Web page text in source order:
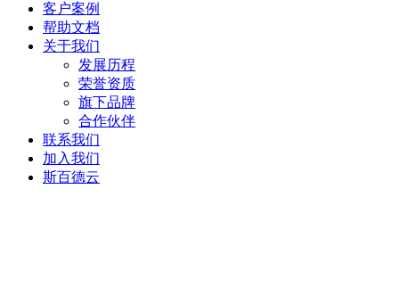
客户案例
帮助文档
关于我们
发展历程
荣誉资质
旗下品牌
合作伙伴
联系我们
加入我们
斯百德云